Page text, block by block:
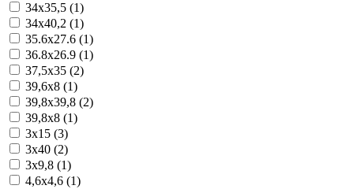
34x35,5 (1)
34x40,2 (1)
35.6x27.6 (1)
36.8x26.9 (1)
37,5x35 (2)
39,6x8 (1)
39,8x39,8 (2)
39,8x8 (1)
3x15 (3)
3x40 (2)
3x9,8 (1)
4,6x4,6 (1)